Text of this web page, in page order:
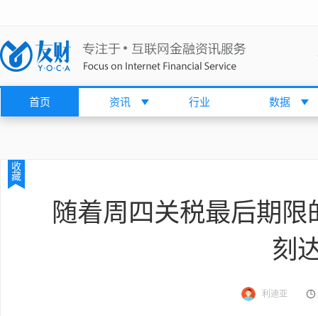
首页 资讯 行业 数据
收
藏
随着周四关税最后期
刻
利迪亚